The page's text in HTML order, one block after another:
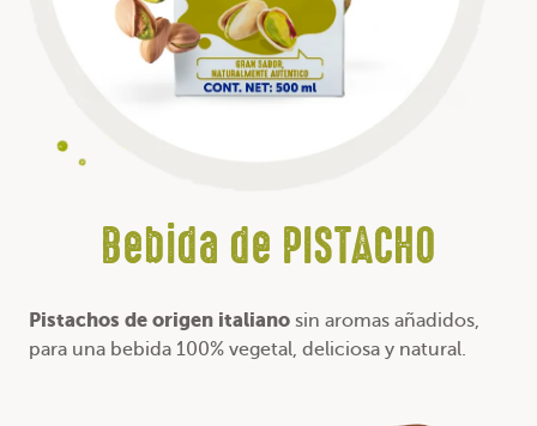
Bebida de PISTACHO
Pistachos de origen italiano sin aromas añadidos,
para una bebida 100% vegetal, deliciosa y natural.